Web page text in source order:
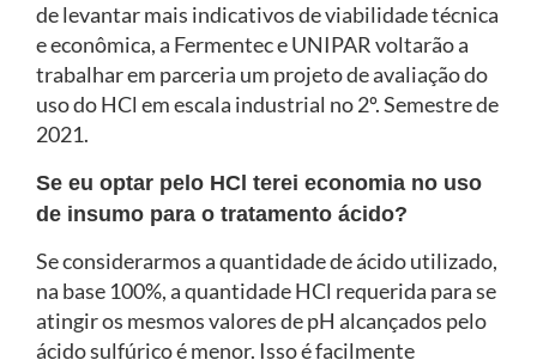
de levantar mais indicativos de viabilidade técnica
e econômica, a Fermentec e UNIPAR voltarão a
trabalhar em parceria um projeto de avaliação do
uso do HCl em escala industrial no 2º. Semestre de
2021.
Se eu optar pelo HCl terei economia no uso
de insumo para o tratamento ácido?
Se considerarmos a quantidade de ácido utilizado,
na base 100%, a quantidade HCl requerida para se
atingir os mesmos valores de pH alcançados pelo
ácido sulfúrico é menor. Isso é facilmente